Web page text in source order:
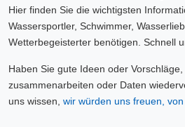
Hier finden Sie die wichtigsten
Wassersportler, Schwimmer,
Wetterbegeisterter benötigen. Schnell
Haben Sie gute Ideen oder
zusammenarbeiten oder Daten
uns wissen, wir würden uns freuen,